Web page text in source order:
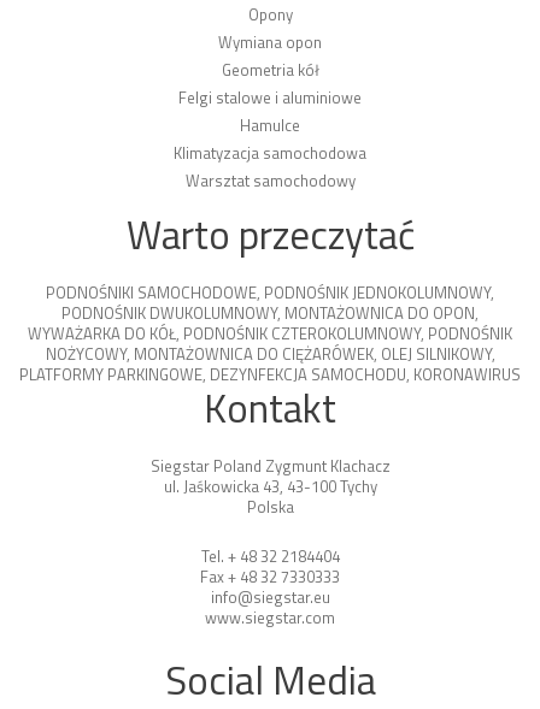
Opony
Wymiana opon
Geometria kół
Felgi stalowe i aluminiowe
Hamulce
Klimatyzacja samochodowa
Warsztat samochodowy
Warto przeczytać
PODNOŚNIKI SAMOCHODOWE, PODNOŚNIK JEDNOKOLUMNOWY,
PODNOŚNIK DWUKOLUMNOWY, MONTAŻOWNICA DO OPON,
WYWAŻARKA DO KÓŁ, PODNOŚNIK CZTEROKOLUMNOWY, PODNOŚNIK
NOŻYCOWY, MONTAŻOWNICA DO CIĘŻARÓWEK, OLEJ SILNIKOWY,
PLATFORMY PARKINGOWE, DEZYNFEKCJA SAMOCHODU, KORONAWIRUS
Kontakt
Siegstar Poland Zygmunt Klachacz
ul. Jaśkowicka 43, 43-100 Tychy
Polska
Tel. + 48 32 2184404
Fax + 48 32 7330333
info@siegstar.eu
www.siegstar.com
Social Media